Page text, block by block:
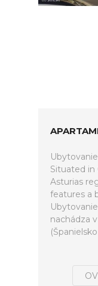
Situated in
Asturias
features a
nachádza